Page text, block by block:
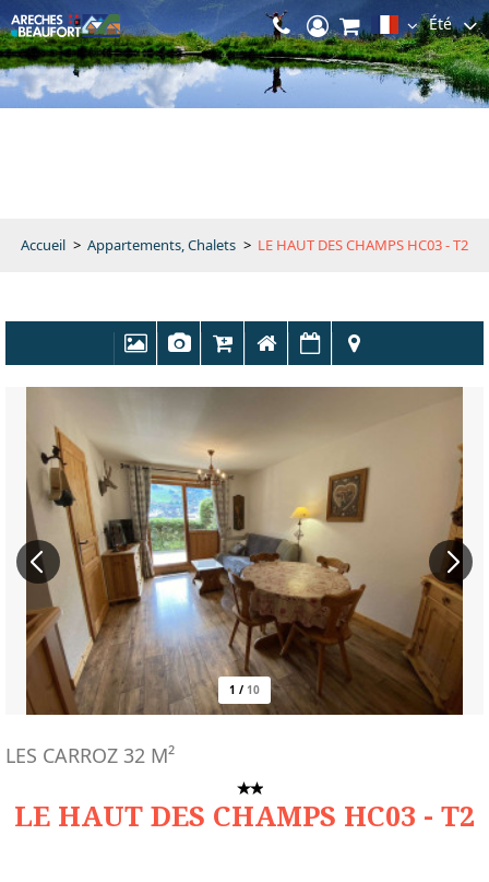
Été
Accueil > Appartements, Chalets > LE HAUT DES CHAMPS HC03 - T2
1 / 10
LE HAUT DES CHAMPS HC03 - T2
LES CARROZ 32 M²